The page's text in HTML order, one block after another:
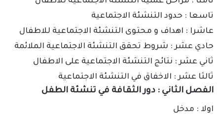
تاسعا : حدود التنشئة الاجتماعية
عاشرا : اهداف و محتوى التنشئة الاجتماعية للاطفال
حادي عشر: شروط تحقق التنشئة الاجتماعية الملائمة
ثاني عشر: نتائج التنشئة الاجتماعية على الاطفال
ثالثا عشر: الاخفاق في التنشئة الاجتماعية
الفصل الثاني : دور الثقافة في تنشئة الطفل
اولا : مدخل